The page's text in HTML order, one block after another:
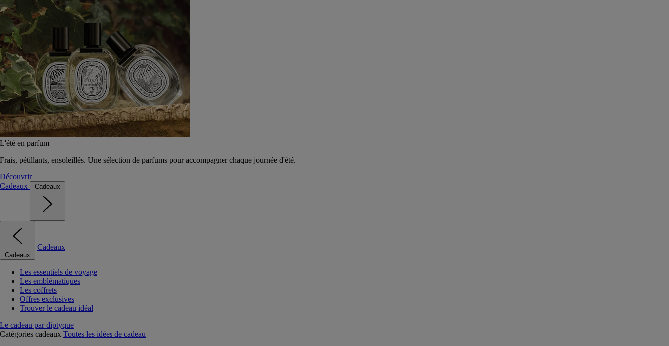
L'été en parfum
Frais, pétillants, ensoleillés. Une sélection de parfums pour accompagner chaque journée d'été.
Découvrir
Cadeaux
Cadeaux
Cadeaux
Cadeaux
Les essentiels de voyage
Les emblématiques
Les coffrets
Offres exclusives
Trouver le cadeau idéal
Le cadeau par diptyque
Catégories cadeaux Toutes les idées de cadeau